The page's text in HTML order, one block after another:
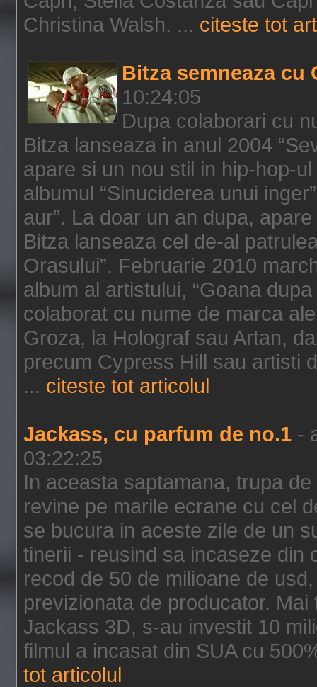
Christina Walsh. ... citeste tot
Bitza semneaza cu
10:24:05
Dupa colaborari cu
Bitza lanseaza in anul 2004
apare si un nou stil in hip-hop-
albumul “Sinuciderea unui
aur”. La doar un an dupa,
Bitza lanseaza cel de-al
Orasului”. Februarie 2010
album al artistului, “Goana
colaborat cu nume de marca
Groza, la Holograf sau Artan,
precum Cypress Hill sau artisti
... citeste tot articolul
Jackass, cu parfum de no.1 -
03:22:25
In aceasta saptamana, trupa
revine pe marile ecrane cu cel
se bucura in aceste zile de un
tinerii - reusind sa incaseze din
recod de 50 de milioane de
previzionata de producator.
Jackass 3D, s-au investit 10
filmul a incasat din SUA cu
tot articolul